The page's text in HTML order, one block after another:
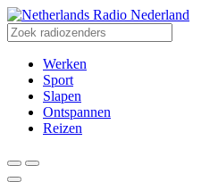
Radio Nederland
Werken
Sport
Slapen
Ontspannen
Reizen